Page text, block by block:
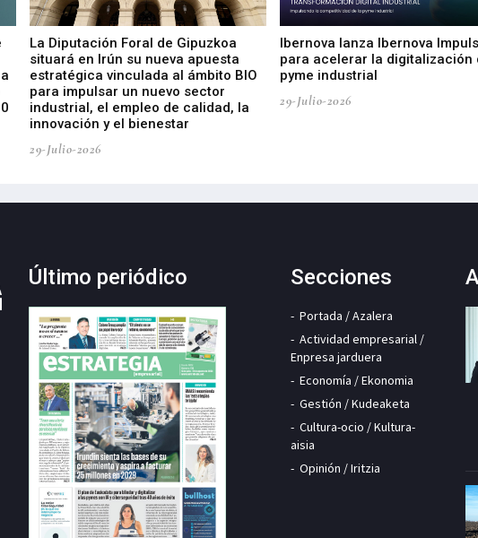
La Diputación Foral de Gipuzkoa
situará en Irún su nueva apuesta
estratégica vinculada al ámbito BIO
para impulsar un nuevo sector
industrial, el empleo de calidad, la
innovación y el bienestar
29-Julio-2026
Ibernova lanza Ibernova
para acelerar la digitalización
pyme industrial
29-Julio-2026
Último periódico Secciones
Portada / Azalera
Actividad empresarial /
Enpresa jarduera
Economía / Ekonomia
Gestión / Kudeaketa
Cultura-ocio / Kultura-
aisia
Opinión / Iritzia